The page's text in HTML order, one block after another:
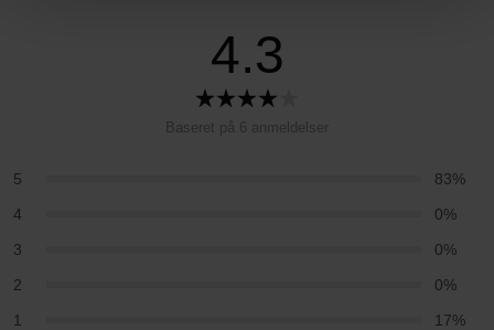
4.3
Baseret på 6 anmeldelser
5
83%
4
0%
3
0%
2
0%
1
17%